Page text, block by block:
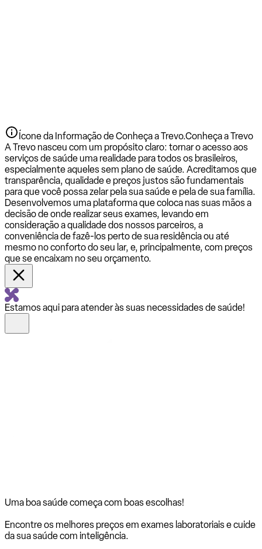
Ícone da Informação de Conheça a Trevo.Conheça a Trevo
A Trevo nasceu com um propósito claro: tornar o acesso aos
serviços de saúde uma realidade para todos os brasileiros,
especialmente aqueles sem plano de saúde. Acreditamos que
transparência, qualidade e preços justos são fundamentais
para que você possa zelar pela sua saúde e pela de sua família.
Desenvolvemos uma plataforma que coloca nas suas mãos a
decisão de onde realizar seus exames, levando em
consideração a qualidade dos nossos parceiros, a
conveniência de fazê-los perto de sua residência ou até
mesmo no conforto do seu lar, e, principalmente, com preços
que se encaixam no seu orçamento.
Estamos aqui para atender às suas necessidades de saúde!
Uma boa saúde começa com boas escolhas!
Encontre os melhores preços em exames laboratoriais e cuide
da sua saúde com inteligência.